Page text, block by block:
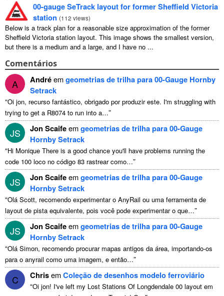
00-gauge SeTrack layout for former Sheffield Victoria
station (112 views)
Below is a track plan for a reasonable size approximation of the former
Sheffield Victoria station layout. This image shows the smallest version,
but there is a medium and a large, and I have no ...
Comentários
A Andréemgeometrias de trilha para 00-Gauge Hornby
Setrack
“Oi jon, recurso fantástico, obrigado por produzir este. I'm struggling with
trying to get a R8074 to run into a…”
JS Jon Scaifeemgeometrias de trilha para 00-Gauge
Hornby Setrack
“Hi Monique There is a good chance you'll have problems running the
code 100 loco no código 83 rastrear como…”
JS Jon Scaifeemgeometrias de trilha para 00-Gauge
Hornby Setrack
“Olá Scott, recomendo experimentar o AnyRail ou uma ferramenta de
layout de pista equivalente, pois você pode experimentar o que…”
JS Jon Scaifeemgeometrias de trilha para 00-Gauge
Hornby Setrack
“Olá Simon, recomendo procurar mapas antigos da área, importando-os
para o anyrail como uma imagem, e então…”
C ChrisemColeção de desenhos modelo ferroviário
“Oi jon! I've left my Lost Stations Of Longdendale 00 layout em